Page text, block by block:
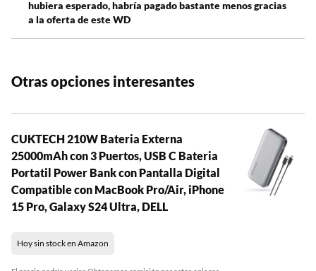
hubiera esperado, habría pagado bastante menos gracias
a la oferta de este WD
Otras opciones interesantes
CUKTECH 210W Bateria Externa
25000mAh con 3 Puertos, USB C Bateria
Portatil Power Bank con Pantalla Digital
Compatible con MacBook Pro/Air, iPhone
15 Pro, Galaxy S24 Ultra, DELL
Hoy sin stock en Amazon